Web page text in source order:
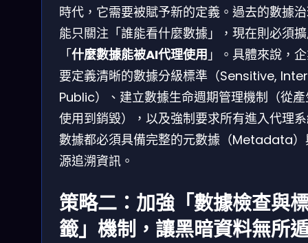
時代，它需要被賦予新的定義。過去的數據
能只關注「誰能看什麼數據」，現在則必須
「什麼數據能被AI代理使用 」。具體來說，
要定義清晰的數據分級標準（Sensitive,
Public）、建立數據生命週期管理機制（從
使用到銷毀），以及強制要求所有進入代理
數據都必須具備完整的元數據（Metadata）
源追溯資訊。
策略二：加強「數據檢查與
籤」機制，讓黑暗資料無所